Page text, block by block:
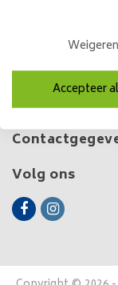
Klantenservice
Mijn account
Categorieën
Volg ons
Weigeren
Accepteer